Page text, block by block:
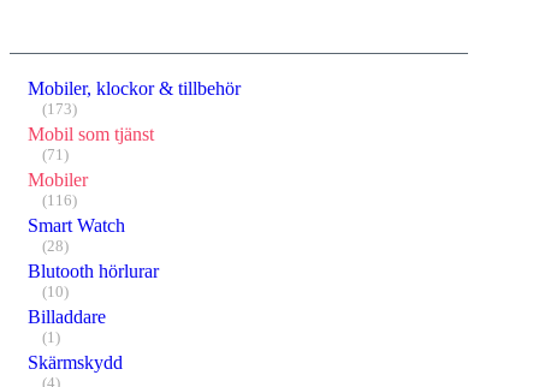
Mobiler, klockor & tillbehör
(173)
Mobil som tjänst
(71)
Mobiler
(116)
Smart Watch
(28)
Blutooth hörlurar
(10)
Billaddare
(1)
Skärmskydd
(4)